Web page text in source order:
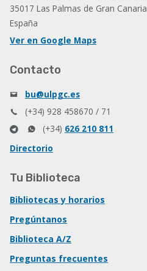
35017 Las Palmas de Gran Canaria
España
Ver en Google Maps
Contacto
bu@ulpgc.es
(+34) 928 458670 / 71
(+34) 626 210 811
Directorio
Tu Biblioteca
Bibliotecas y horarios
Pregúntanos
Biblioteca A/Z
Preguntas frecuentes